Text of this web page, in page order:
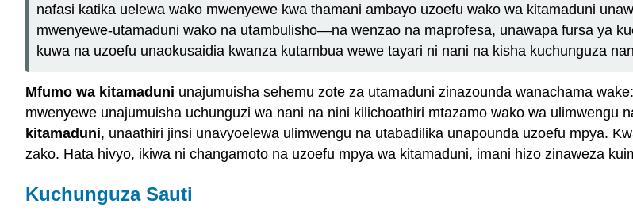
nafasi katika uelewa wako mwenyewe kwa thamani ambayo uzoefu wako wa kitamaduni
mwenyewe-utamaduni wako na utambulisho—na wenzao na maprofesa, unawapa fursa ya
kuwa na uzoefu unaokusaidia kwanza kutambua wewe tayari ni nani na kisha kuchunguza
Mfumo wa kitamaduni unajumuisha sehemu zote za utamaduni zinazounda wanachama
mwenyewe unajumuisha uchunguzi wa nani na nini kilichoathiri mtazamo wako wa ulimwengu
kitamaduni, unaathiri jinsi unavyoelewa ulimwengu na utabadilika unapounda uzoefu mpya.
zako. Hata hivyo, ikiwa ni changamoto na uzoefu mpya wa kitamaduni, imani hizo zinaweza
Kuchunguza Sauti